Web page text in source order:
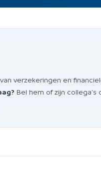
verzekeringen en
Bel hem of zijn collega's